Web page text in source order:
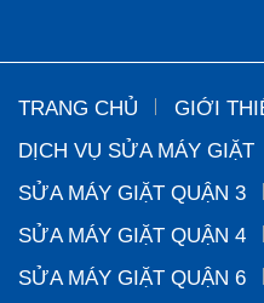
TRANG CHỦ GIỚI
DỊCH VỤ SỬA MÁY GIẶT
SỬA MÁY GIẶT QUẬN 3
SỬA MÁY GIẶT QUẬN 4
SỬA MÁY GIẶT QUẬN 6